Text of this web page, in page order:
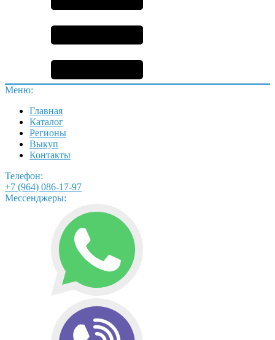
Меню:
Главная
Каталог
Регионы
Выкуп
Контакты
Телефон:
+7 (964) 086-17-97
Мессенджеры: